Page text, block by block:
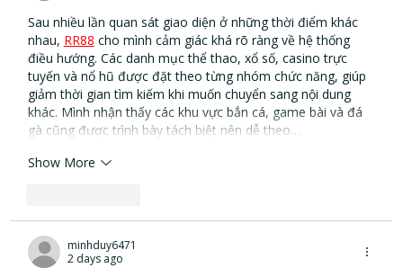
Sau nhiều lần quan sát giao diện ở những thời điểm khác
nhau, RR88 cho mình cảm giác khá rõ ràng về hệ thống
điều hướng. Các danh mục thể thao, xổ số, casino trực
tuyến và nổ hũ được đặt theo từng nhóm chức năng, giúp
giảm thời gian tìm kiếm khi muốn chuyển sang nội dung
khác. Mình nhận thấy các khu vực bắn cá, game bài và đá
gà cũng được trình bày tách biệt nên dễ theo…
Show More
minhduy6471
2 days ago